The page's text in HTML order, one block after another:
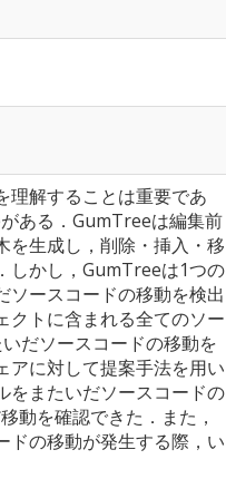
理解することは重要であ
ある．GumTreeは編集前
を生成し，削除・挿入・移
しかし，GumTreeは1つの
ソースコードの移動を検出
クトに含まれる全てのソー
だソースコードの移動を
アに対して提案手法を用い
をまたいだソースコードの
動を確認できた．また，
ドの移動が発生する際，い